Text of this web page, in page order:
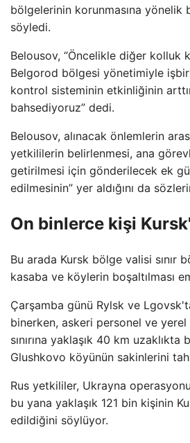
bölgelerinin korunmasına yönelik
söyledi.
Belousov, “Öncelikle diğer kolluk
Belgorod bölgesi yönetimiyle
kontrol sisteminin etkinliğinin
bahsediyoruz” dedi.
Belousov, alınacak önlemlerin
yetkililerin belirlenmesi, ana
getirilmesi için gönderilecek ek
edilmesinin” yer aldığını da
On binlerce kişi
Bu arada Kursk bölge valisi sınır
kasaba ve köylerin boşaltılması
Çarşamba günü Rylsk ve
binerken, askeri personel ve
sınırına yaklaşık 40 km
Glushkovo köyünün sakinlerini
Rus yetkililer, Ukrayna
bu yana yaklaşık 121 bin kişinin
edildiğini söylüyor.